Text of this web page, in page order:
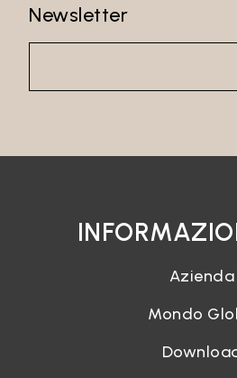
Newsletter
Azienda
Mondo